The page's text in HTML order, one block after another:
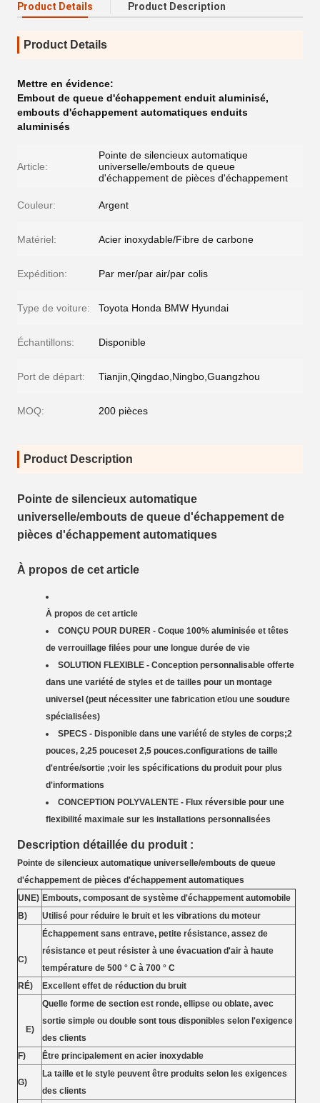
Product Details Product Description
Product Details
Mettre en évidence:
Embout de queue d'échappement enduit aluminisé,
embouts d'échappement automatiques enduits
aluminisés
Article:
Pointe de silencieux automatique
universelle/embouts de queue
d'échappement de pièces d'échappement
Couleur: Argent
Matériel: Acier inoxydable/Fibre de carbone
Expédition: Par mer/par air/par colis
Type de voiture: Toyota Honda BMW Hyundai
Échantillons: Disponible
Port de départ: Tianjin,Qingdao,Ningbo,Guangzhou
MOQ: 200 pièces
Product Description
Pointe de silencieux automatique
universelle/embouts de queue d'échappement de
pièces d'échappement automatiques
À propos de cet article
À propos de cet article
CONÇU POUR DURER - Coque 100% aluminisée et têtes
de verrouillage filées pour une longue durée de vie
SOLUTION FLEXIBLE - Conception personnalisable offerte
dans une variété de styles et de tailles pour un montage
universel (peut nécessiter une fabrication et/ou une soudure
spécialisées)
SPECS - Disponible dans une variété de styles de corps;2
pouces, 2,25 pouceset 2,5 pouces.configurations de taille
d'entrée/sortie ;voir les spécifications du produit pour plus
d'informations
CONCEPTION POLYVALENTE - Flux réversible pour une
flexibilité maximale sur les installations personnalisées
Description détaillée du produit :
Pointe de silencieux automatique universelle/embouts de queue
d'échappement de pièces d'échappement automatiques
UNE) Embouts, composant de système d'échappement automobile
B)
Utilisé pour réduire le bruit et les vibrations du moteur
C)
Échappement sans entrave, petite résistance, assez de
résistance et peut résister à une évacuation d'air à haute
température de 500 ° C à 700 ° C
RÉ)
Excellent effet de réduction du bruit
E)
Quelle forme de section est ronde, ellipse ou oblate, avec
sortie simple ou double sont tous disponibles selon l'exigence
des clients
F)
Être principalement en acier inoxydable
G)
La taille et le style peuvent être produits selon les exigences
des clients